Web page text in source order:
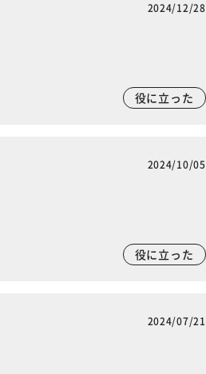
2024/12/28
役に立った
2024/10/05
役に立った
2024/07/21